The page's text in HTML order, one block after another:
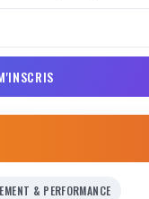
& PERFORMANCE